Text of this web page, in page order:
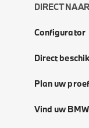
DIRECT NAAR
Configurator
Direct
Plan uw
Vind uw